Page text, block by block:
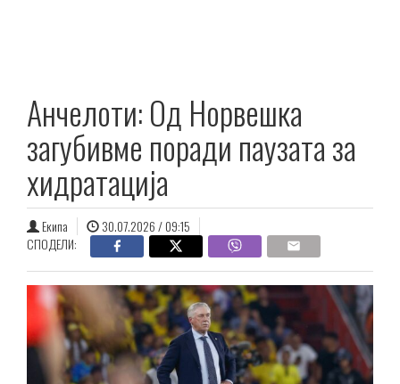
Анчелоти: Од Норвешка
загубивме поради паузата за
хидратација
Екипа
30.07.2026 / 09:15
СПОДЕЛИ: